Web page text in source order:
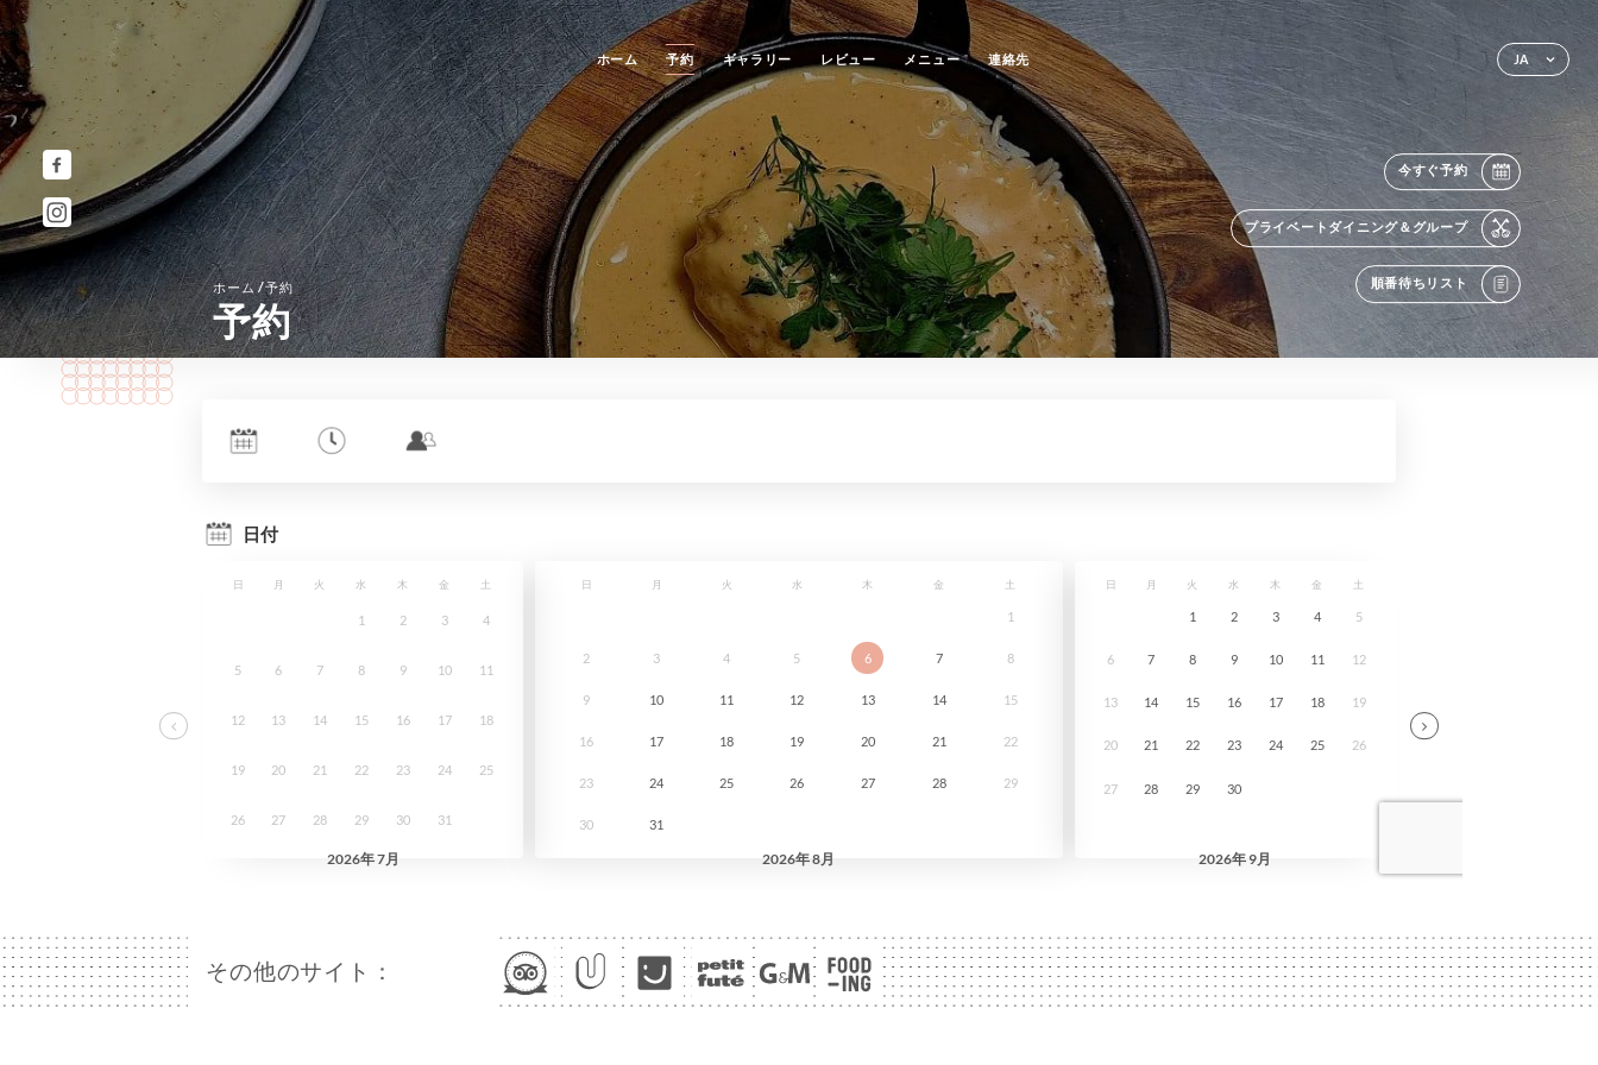
JA
ホーム 予約 ギャラリー レビュー メニュー 連絡先
今すぐ予約
プライベートダイニング＆グループ
順番待ちリスト
ホーム/予約
予約
その他のサイト：